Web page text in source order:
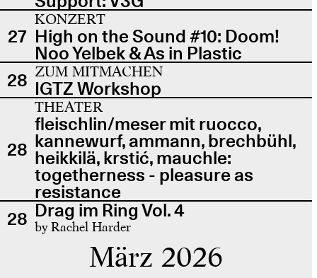
27
KONZERT
High on the Sound #10: Doom!
Noo Yelbek & As in Plastic
28 ZUM MITMACHEN
IGTZ Workshop
28
THEATER
fleischlin/meser mit ruocco,
kannewurf, ammann, brechbühl,
heikkilä, krstić, mauchle:
togetherness - pleasure as
resistance
28 Drag im Ring Vol. 4
by Rachel Harder
März 2026